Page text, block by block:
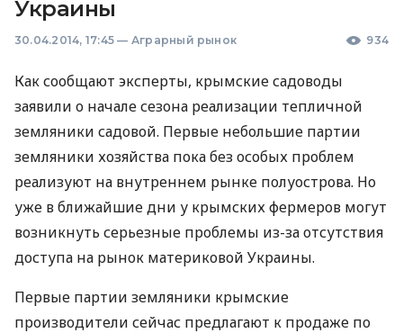
Украины
30.04.2014, 17:45 — Аграрный рынок 934
Как сообщают эксперты, крымские садоводы
заявили о начале сезона реализации тепличной
земляники садовой. Первые небольшие партии
земляники хозяйства пока без особых проблем
реализуют на внутреннем рынке полуострова. Но
уже в ближайшие дни у крымских фермеров могут
возникнуть серьезные проблемы из-за отсутствия
доступа на рынок материковой Украины.
Первые партии земляники крымские
производители сейчас предлагают к продаже по